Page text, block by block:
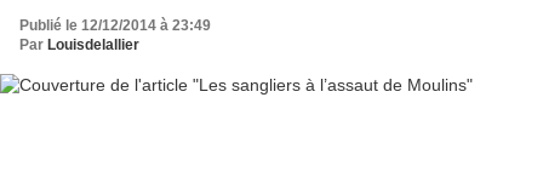
Publié le 12/12/2014 à 23:49
Par Louisdelallier